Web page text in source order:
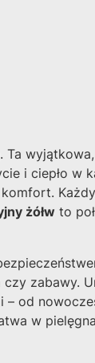
Ta wyjątkowa,
i ciepło w
żółw to
zabawy.
od
w